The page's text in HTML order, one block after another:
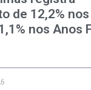
de 12,2%
nos Anos